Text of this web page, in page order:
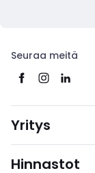
Seuraa meitä
Yritys
Hinnastot